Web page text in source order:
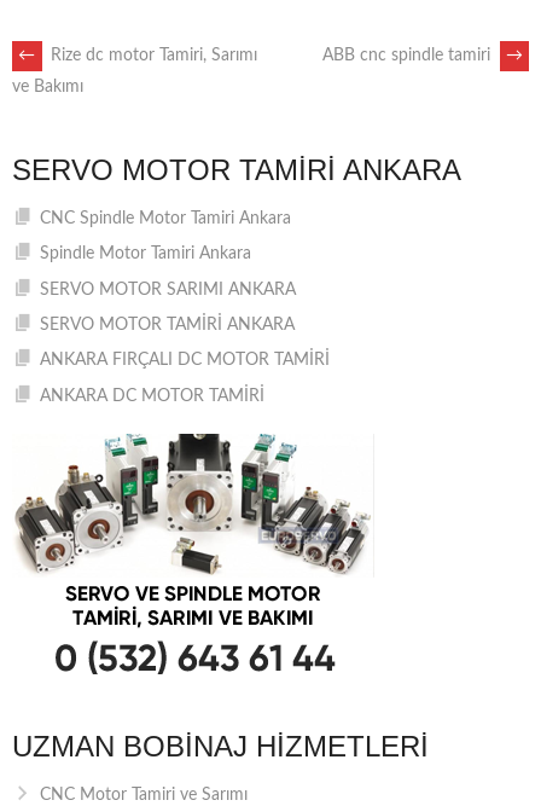
POST
←
Rize dc motor Tamiri, Sarımı
ve Bakımı
ABB cnc spindle tamiri →
SERVO MOTOR TAMIRI ANKARA
CNC Spindle Motor Tamiri Ankara
Spindle Motor Tamiri Ankara
SERVO MOTOR SARIMI ANKARA
SERVO MOTOR TAMİRİ ANKARA
ANKARA FIRÇALI DC MOTOR TAMİRİ
ANKARA DC MOTOR TAMİRİ
UZMAN BOBINAJ HIZMETLERI
CNC Motor Tamiri ve Sarımı